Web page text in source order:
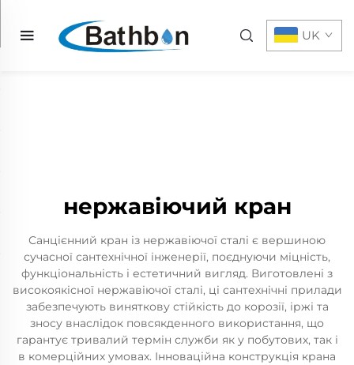
UK
нержавіючий кран
Санцієнний кран із нержавіючої сталі є вершиною
сучасної сантехнічної інженерії, поєднуючи міцність,
функціональність і естетичний вигляд. Виготовлені з
високоякісної нержавіючої сталі, ці сантехнічні прилади
забезпечують виняткову стійкість до корозії, іржі та
зносу внаслідок повсякденного використання, що
гарантує тривалий термін служби як у побутових, так і
в комерційних умовах. Інноваційна конструкція крана